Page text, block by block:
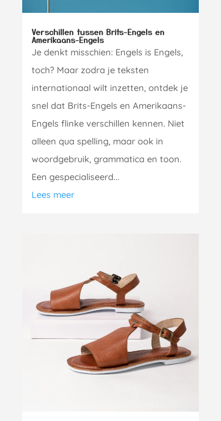
Verschillen tussen Brits-Engels en
Amerikaans-Engels
Je denkt misschien: Engels is Engels,
toch? Maar zodra je teksten
internationaal wilt inzetten, ontdek je
snel dat Brits-Engels en Amerikaans-
Engels flinke verschillen kennen. Niet
alleen qua spelling, maar ook in
woordgebruik, grammatica en toon.
Een gespecialiseerd...
Lees meer